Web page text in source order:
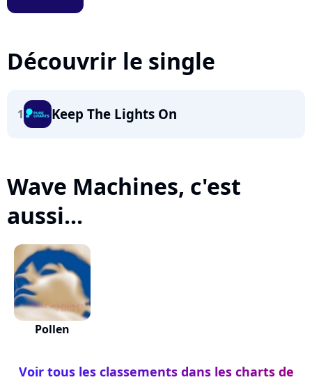
Découvrir le single
1 Keep The Lights On
Wave Machines, c'est
aussi...
Pollen
Voir tous les classements dans les charts de